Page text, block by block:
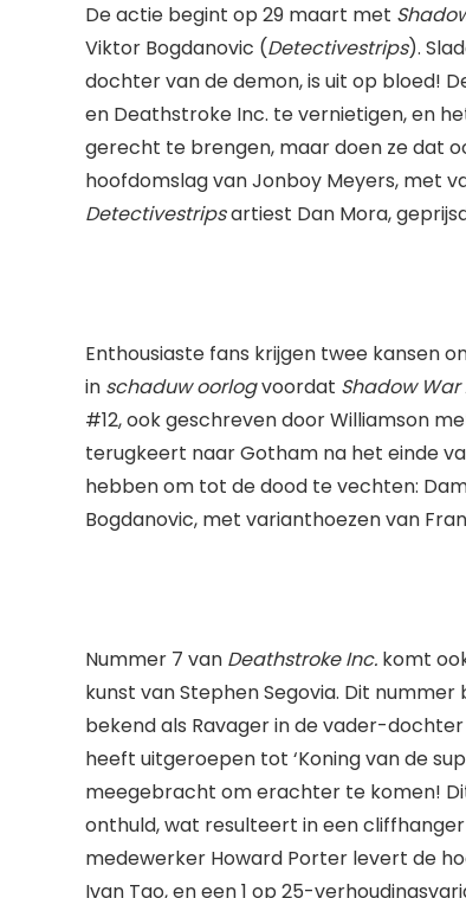
De actie begint op 29 maart met
Viktor Bogdanovic (Detectivestrips).
dochter van de demon, is uit op bloed!
en Deathstroke Inc. te vernietigen, en
gerecht te brengen, maar doen ze dat
hoofdomslag van Jonboy Meyers, met
Detectivestripsartiest Dan Mora,
Enthousiaste fans krijgen twee kansen
in schaduw oorlogvoordat Shadow
#12, ook geschreven door Williamson
terugkeert naar Gotham na het einde
hebben om tot de dood te vechten:
Bogdanovic, met varianthoezen van
Nummer 7 van Deathstroke Inc. komt
kunst van Stephen Segovia. Dit
bekend als Ravager in de vader-
heeft uitgeroepen tot ‘Koning van de
meegebracht om erachter te komen!
onthuld, wat resulteert in een
medewerker Howard Porter levert de
Ivan Tao, en een 1 op 25-